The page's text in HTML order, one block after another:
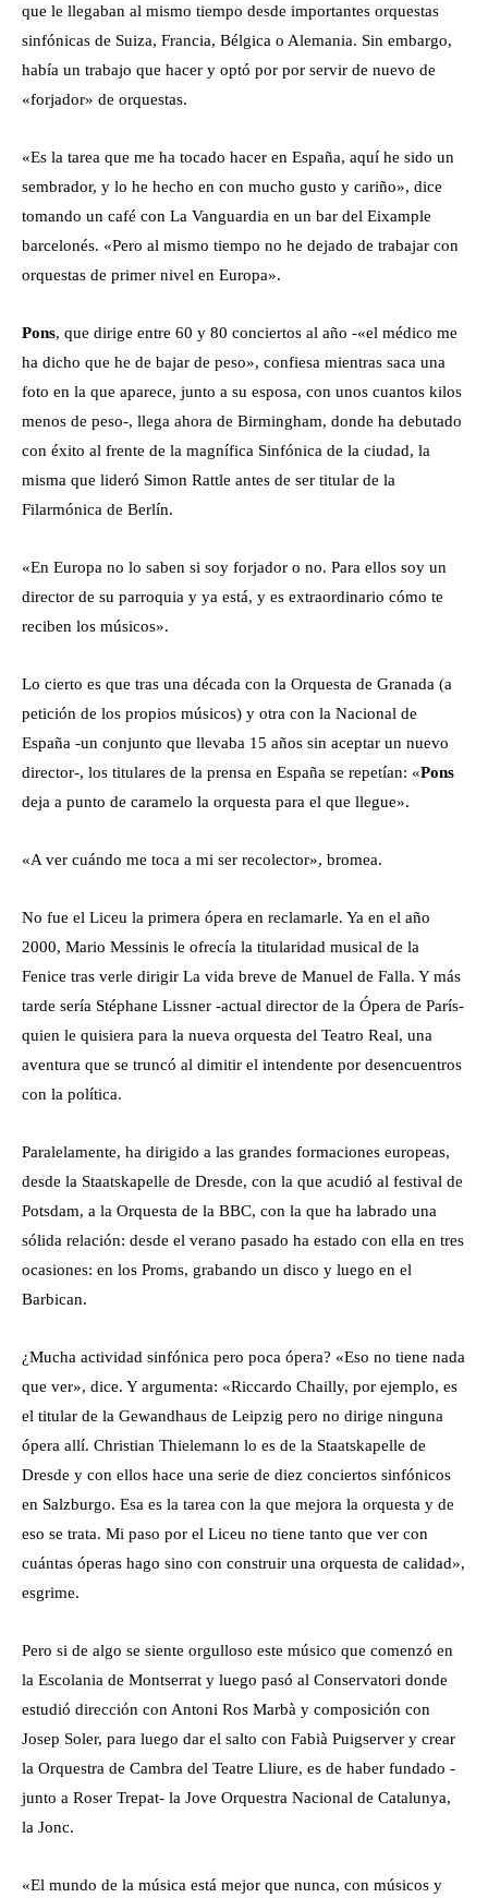
que le llegaban al mismo tiempo desde importantes orquestas
sinfónicas de Suiza, Francia, Bélgica o Alemania. Sin embargo,
había un trabajo que hacer y optó por por servir de nuevo de
«forjador» de orquestas.
«Es la tarea que me ha tocado hacer en España, aquí he sido un
sembrador, y lo he hecho en con mucho gusto y cariño», dice
tomando un café con La Vanguardia en un bar del Eixample
barcelonés. «Pero al mismo tiempo no he dejado de trabajar con
orquestas de primer nivel en Europa».
Pons, que dirige entre 60 y 80 conciertos al año -«el médico me
ha dicho que he de bajar de peso», confiesa mientras saca una
foto en la que aparece, junto a su esposa, con unos cuantos kilos
menos de peso-, llega ahora de Birmingham, donde ha debutado
con éxito al frente de la magnífica Sinfónica de la ciudad, la
misma que lideró Simon Rattle antes de ser titular de la
Filarmónica de Berlín.
«En Europa no lo saben si soy forjador o no. Para ellos soy un
director de su parroquia y ya está, y es extraordinario cómo te
reciben los músicos».
Lo cierto es que tras una década con la Orquesta de Granada (a
petición de los propios músicos) y otra con la Nacional de
España -un conjunto que llevaba 15 años sin aceptar un nuevo
director-, los titulares de la prensa en España se repetían: «Pons
deja a punto de caramelo la orquesta para el que llegue».
«A ver cuándo me toca a mi ser recolector», bromea.
No fue el Liceu la primera ópera en reclamarle. Ya en el año
2000, Mario Messinis le ofrecía la titularidad musical de la
Fenice tras verle dirigir La vida breve de Manuel de Falla. Y más
tarde sería Stéphane Lissner -actual director de la Ópera de París-
quien le quisiera para la nueva orquesta del Teatro Real, una
aventura que se truncó al dimitir el intendente por desencuentros
con la política.
Paralelamente, ha dirigido a las grandes formaciones europeas,
desde la Staatskapelle de Dresde, con la que acudió al festival de
Potsdam, a la Orquesta de la BBC, con la que ha labrado una
sólida relación: desde el verano pasado ha estado con ella en tres
ocasiones: en los Proms, grabando un disco y luego en el
Barbican.
¿Mucha actividad sinfónica pero poca ópera? «Eso no tiene nada
que ver», dice. Y argumenta: «Riccardo Chailly, por ejemplo, es
el titular de la Gewandhaus de Leipzig pero no dirige ninguna
ópera allí. Christian Thielemann lo es de la Staatskapelle de
Dresde y con ellos hace una serie de diez conciertos sinfónicos
en Salzburgo. Esa es la tarea con la que mejora la orquesta y de
eso se trata. Mi paso por el Liceu no tiene tanto que ver con
cuántas óperas hago sino con construir una orquesta de calidad»,
esgrime.
Pero si de algo se siente orgulloso este músico que comenzó en
la Escolania de Montserrat y luego pasó al Conservatori donde
estudió dirección con Antoni Ros Marbà y composición con
Josep Soler, para luego dar el salto con Fabià Puigserver y crear
la Orquestra de Cambra del Teatre Lliure, es de haber fundado -
junto a Roser Trepat- la Jove Orquestra Nacional de Catalunya,
la Jonc.
«El mundo de la música está mejor que nunca, con músicos y